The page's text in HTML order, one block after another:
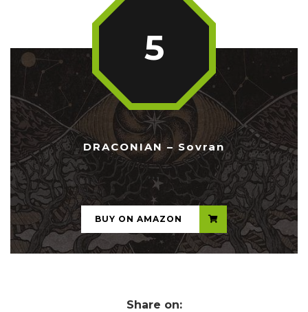
DRACONIAN – Sovran
5
...
BUY ON AMAZON
Share on: